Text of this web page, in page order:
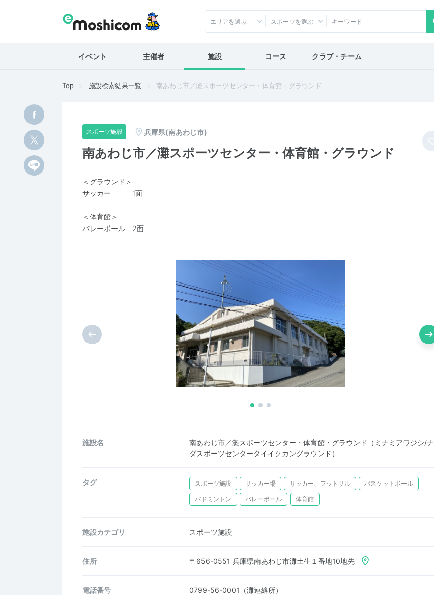
エリアを選ぶ スポーツを選ぶ
イベント 主催者 施設 コース クラブ・チーム
Top 施設検索結果一覧 南あわじ市／灘スポーツセンター・体育館・グラウンド
スポーツ施設 兵庫県(南あわじ市)
南あわじ市／灘スポーツセンター・体育館・グラウンド
＜グラウンド＞
サッカー 1面
＜体育館＞
バレーボール 2面
施設名
南あわじ市／灘スポーツセンター・体育館・グラウンド（ミナミアワジシ/ナ
ダスポーツセンタータイイクカングラウンド）
タグ スポーツ施設 サッカー場 サッカー、フットサル バスケットボール
バドミントン バレーボール 体育館
施設カテゴリ スポーツ施設
住所 〒656-0551 兵庫県南あわじ市灘土生１番地10地先
電話番号 0799-56-0001（灘連絡所）